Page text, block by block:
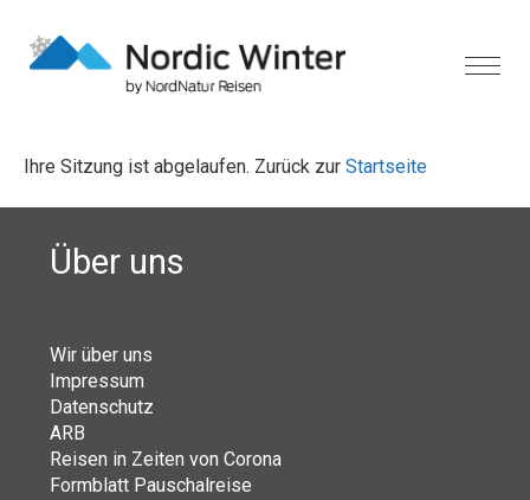
Ihre Sitzung ist abgelaufen. Zurück zur Startseite
Über uns
Wir über uns
Impressum
Datenschutz
ARB
Reisen in Zeiten von Corona
Formblatt Pauschalreise